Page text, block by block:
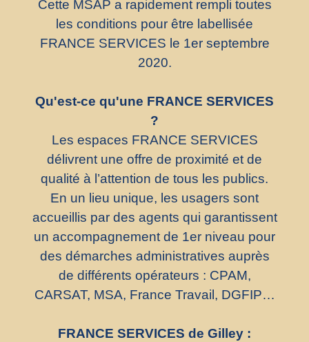
Cette MSAP a rapidement rempli toutes
les conditions pour être labellisée
FRANCE SERVICES le 1er septembre
2020.
Qu'est-ce qu'une FRANCE SERVICES
?
Les espaces FRANCE SERVICES
délivrent une offre de proximité et de
qualité à l’attention de tous les publics.
En un lieu unique, les usagers sont
accueillis par des agents qui garantissent
un accompagnement de 1er niveau pour
des démarches administratives auprès
de différents opérateurs : CPAM,
CARSAT, MSA, France Travail, DGFIP…
FRANCE SERVICES de Gilley :